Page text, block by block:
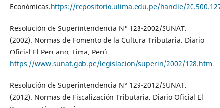
Económicas.https://repositorio.ulima.edu.pe/handle/
Resolución de Superintendencia N° 128-2002/SUNAT.
(2002). Normas de Fomento de la Cultura Tributaria. Diario
Oficial El Peruano, Lima, Perú.
https://www.sunat.gob.pe/legislacion/superin/2002/128.htm
Resolución de Superintendencia N° 129-2012/SUNAT.
(2012). Normas de Fiscalización Tributaria. Diario Oficial El